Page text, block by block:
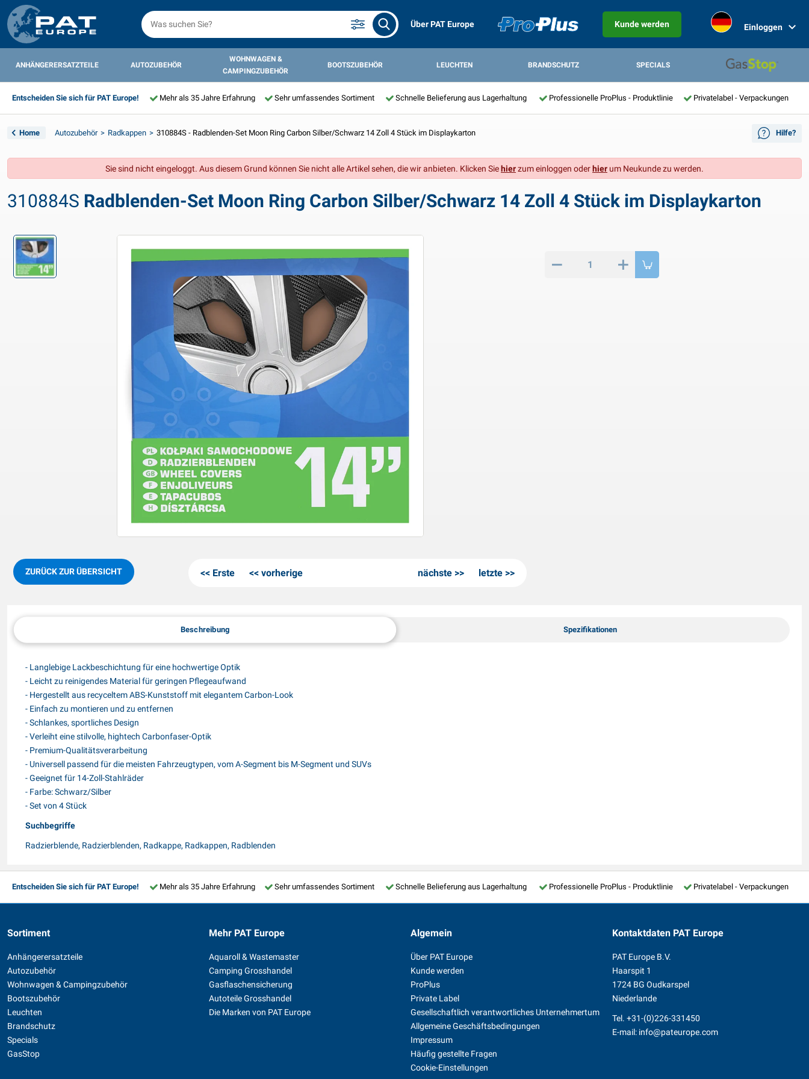
Über PAT Europe Kunde werden Einloggen
ANHÄNGERERSATZTEILE AUTOZUBEHÖR
WOHNWAGEN &
CAMPINGZUBEHÖR
BOOTSZUBEHÖR LEUCHTEN BRANDSCHUTZ SPECIALS
Entscheiden Sie sich für PAT Europe! Mehr als 35 Jahre Erfahrung Sehr umfassendes Sortiment Schnelle Belieferung aus Lagerhaltung Professionelle ProPlus - Produktlinie Privatelabel - Verpackungen
Home Autozubehör Radkappen 310884S - Radblenden-Set Moon Ring Carbon Silber/Schwarz 14 Zoll 4 Stück im Displaykarton Hilfe?
Sie sind nicht eingeloggt. Aus diesem Grund können Sie nicht alle Artikel sehen, die wir anbieten. Klicken Siehierzum einloggen oderhier um Neukunde zu werden.
310884S Radblenden-Set Moon Ring Carbon Silber/Schwarz 14 Zoll 4 Stück im Displaykarton
ZURÜCK ZUR ÜBERSICHT Erste vorherige nächste letzte
Beschreibung Spezifikationen
- Langlebige Lackbeschichtung für eine hochwertige Optik
- Leicht zu reinigendes Material für geringen Pflegeaufwand
- Hergestellt aus recyceltem ABS-Kunststoff mit elegantem Carbon-Look
- Einfach zu montieren und zu entfernen
- Schlankes, sportliches Design
- Verleiht eine stilvolle, hightech Carbonfaser-Optik
- Premium-Qualitätsverarbeitung
- Universell passend für die meisten Fahrzeugtypen, vom A-Segment bis M-Segment und SUVs
- Geeignet für 14-Zoll-Stahlräder
- Farbe: Schwarz/Silber
- Set von 4 Stück
Suchbegriffe
Radzierblende, Radzierblenden, Radkappe, Radkappen, Radblenden
Entscheiden Sie sich für PAT Europe! Mehr als 35 Jahre Erfahrung Sehr umfassendes Sortiment Schnelle Belieferung aus Lagerhaltung Professionelle ProPlus - Produktlinie Privatelabel - Verpackungen
Sortiment
Anhängerersatzteile
Autozubehör
Wohnwagen & Campingzubehör
Bootszubehör
Leuchten
Brandschutz
Specials
GasStop
Mehr PAT Europe
Aquaroll & Wastemaster
Camping Grosshandel
Gasflaschensicherung
Autoteile Grosshandel
Die Marken von PAT Europe
Algemein
Über PAT Europe
Kunde werden
ProPlus
Private Label
Gesellschaftlich verantwortliches Unternehmertum
Allgemeine Geschäftsbedingungen
Impressum
Häufig gestellte Fragen
Cookie-Einstellungen
Kontaktdaten PAT Europe
PAT Europe B.V.
Haarspit 1
1724 BG Oudkarspel
Niederlande
Tel. +31-(0)226-331450
E-mail: info@pateurope.com